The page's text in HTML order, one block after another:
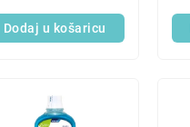
Dodaj u košaricu